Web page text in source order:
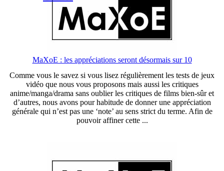
MaXoE : les appréciations seront désormais sur 10
Comme vous le savez si vous lisez régulièrement les tests de jeux
vidéo que nous vous proposons mais aussi les critiques
anime/manga/drama sans oublier les critiques de films bien-sûr et
d’autres, nous avons pour habitude de donner une appréciation
générale qui n’est pas une ‘note’ au sens strict du terme. Afin de
pouvoir affiner cette ...